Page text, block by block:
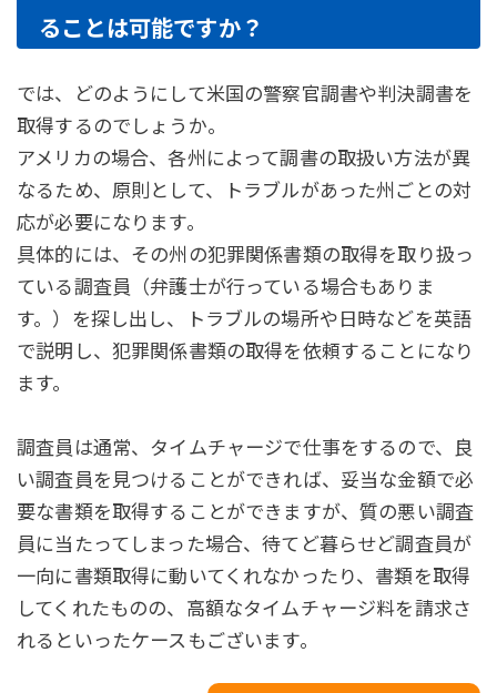
ることは可能ですか？
では、どのようにして米国の警察官調書や判決調書を
取得するのでしょうか。
アメリカの場合、各州によって調書の取扱い方法が異
なるため、原則として、トラブルがあった州ごとの対
応が必要になります。
具体的には、その州の犯罪関係書類の取得を取り扱っ
ている調査員（弁護士が行っている場合もありま
す。）を探し出し、トラブルの場所や日時などを英語
で説明し、犯罪関係書類の取得を依頼することになり
ます。
調査員は通常、タイムチャージで仕事をするので、良
い調査員を見つけることができれば、妥当な金額で必
要な書類を取得することができますが、質の悪い調査
員に当たってしまった場合、待てど暮らせど調査員が
一向に書類取得に動いてくれなかったり、書類を取得
してくれたものの、高額なタイムチャージ料を請求さ
れるといったケースもございます。